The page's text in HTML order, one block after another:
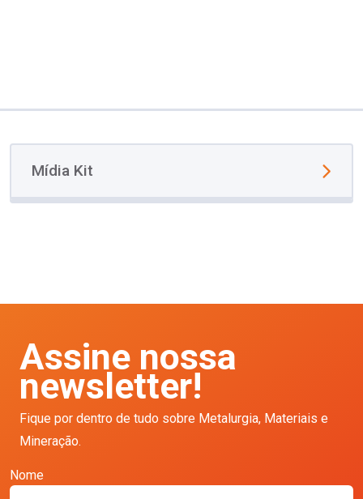
Mídia Kit
Assine nossa
newsletter!
Fique por dentro de tudo sobre Metalurgia, Materiais e
Mineração.
Nome